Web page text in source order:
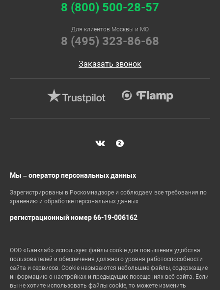
8 (800) 500-28-57
Для клиентов Москвы и МО
8 (495) 323-86-68
Заказать звонок
Мы – оператор персональных данных
Зарегистрированы в Роскомнадзоре и соблюдаем все требования по
хранению и обработке персональных данных
регистрационный номер 66-19-006162
ООО «Банклаб» использует файлы cookie для повышения удобства
пользователей и обеспечения должного уровня работоспособности
сайта и сервисов. Cookie называются небольшие файлы, содержащие
информацию о настройках и предыдущих посещениях веб-сайта. Если
вы не хотите использовать файлы cookie, то можете изменить